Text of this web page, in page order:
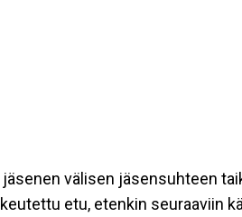
välisen jäsensuhteen
etu, etenkin seuraaviin